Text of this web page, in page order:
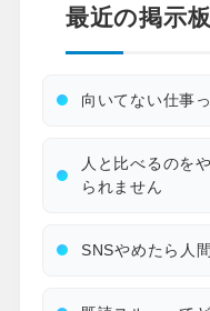
最近の掲示
向いてない仕事
人と比べるのを
られません
SNSやめたら人